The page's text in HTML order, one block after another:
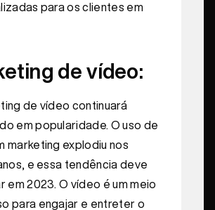
para os clientes em
de vídeo:
de vídeo continuará
em popularidade. O uso de
marketing explodiu nos
e essa tendência deve
em 2023. O vídeo é um meio
para engajar e entreter o